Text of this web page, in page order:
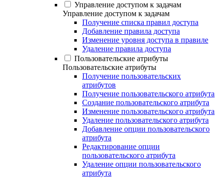
Управление доступом к задачам
Управление доступом к задачам
Получение списка правил доступа
Добавление правила доступа
Изменение уровня доступа в правиле
Удаление правила доступа
Пользовательские атрибуты
Пользовательские атрибуты
Получение пользовательских
атрибутов
Получение пользовательского атрибута
Создание пользовательского атрибута
Изменение пользовательского атрибута
Удаление пользовательского атрибута
Добавление опции пользовательского
атрибута
Редактирование опции
пользовательского атрибута
Удаление опции пользовательского
атрибута